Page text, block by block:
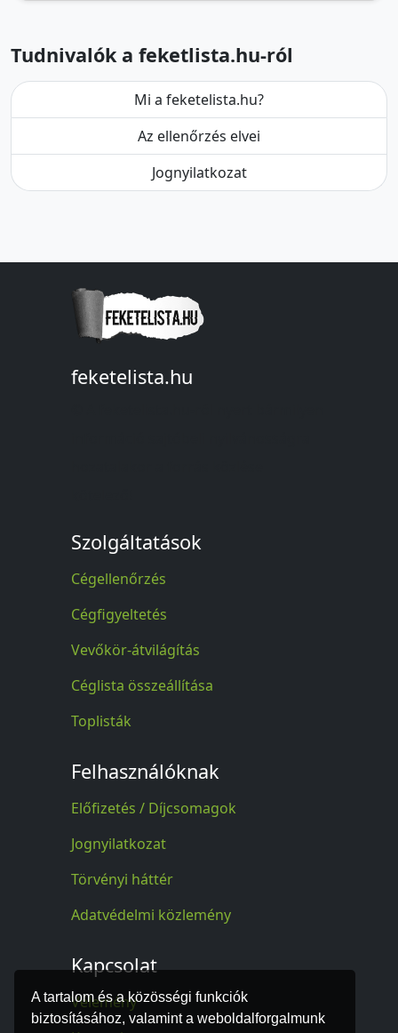
A tartalom és a közösségi funkciók
biztosításához, valamint a weboldalforgalmunk
Tudnivalók a feketlista.hu-ról
Mi a feketelista.hu?
Az ellenőrzés elvei
Jognyilatkozat
feketelista.hu
Szolgáltatások
Cégellenőrzés
Cégfigyeltetés
Vevőkör-átvilágítás
Céglista összeállítása
Toplisták
Felhasználóknak
Előfizetés / Díjcsomagok
Jognyilatkozat
Törvényi háttér
Adatvédelmi közlemény
Kapcsolat
Vélemény